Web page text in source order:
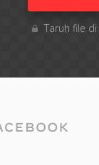
Taruh file